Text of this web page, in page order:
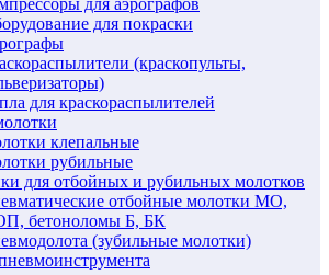
для покраски
(краскопульты,
для краскораспылителей
клепальные
рубильные
для отбойных и рубильных молотков
отбойные молотки МО,
бетоноломы Б, БК
(зубильные молотки)